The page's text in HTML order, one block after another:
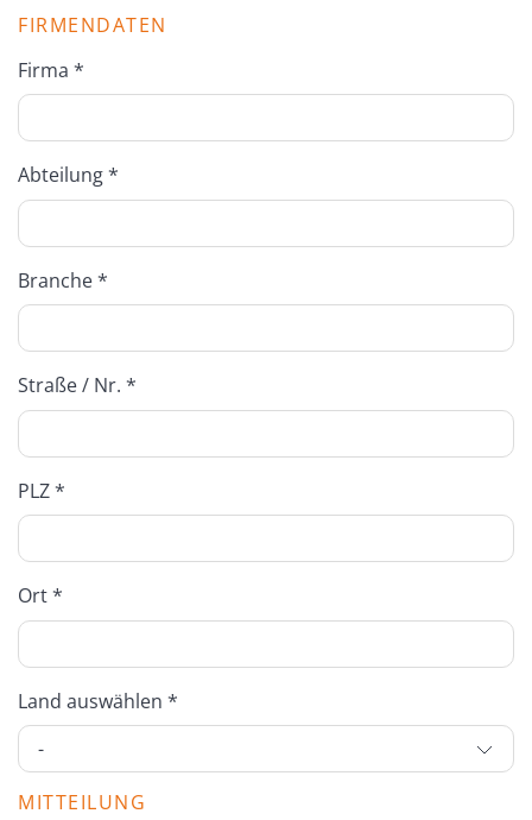
FIRMENDATEN
Firma *
Abteilung *
Branche *
Straße / Nr. *
PLZ *
Ort *
Land auswählen *
MITTEILUNG